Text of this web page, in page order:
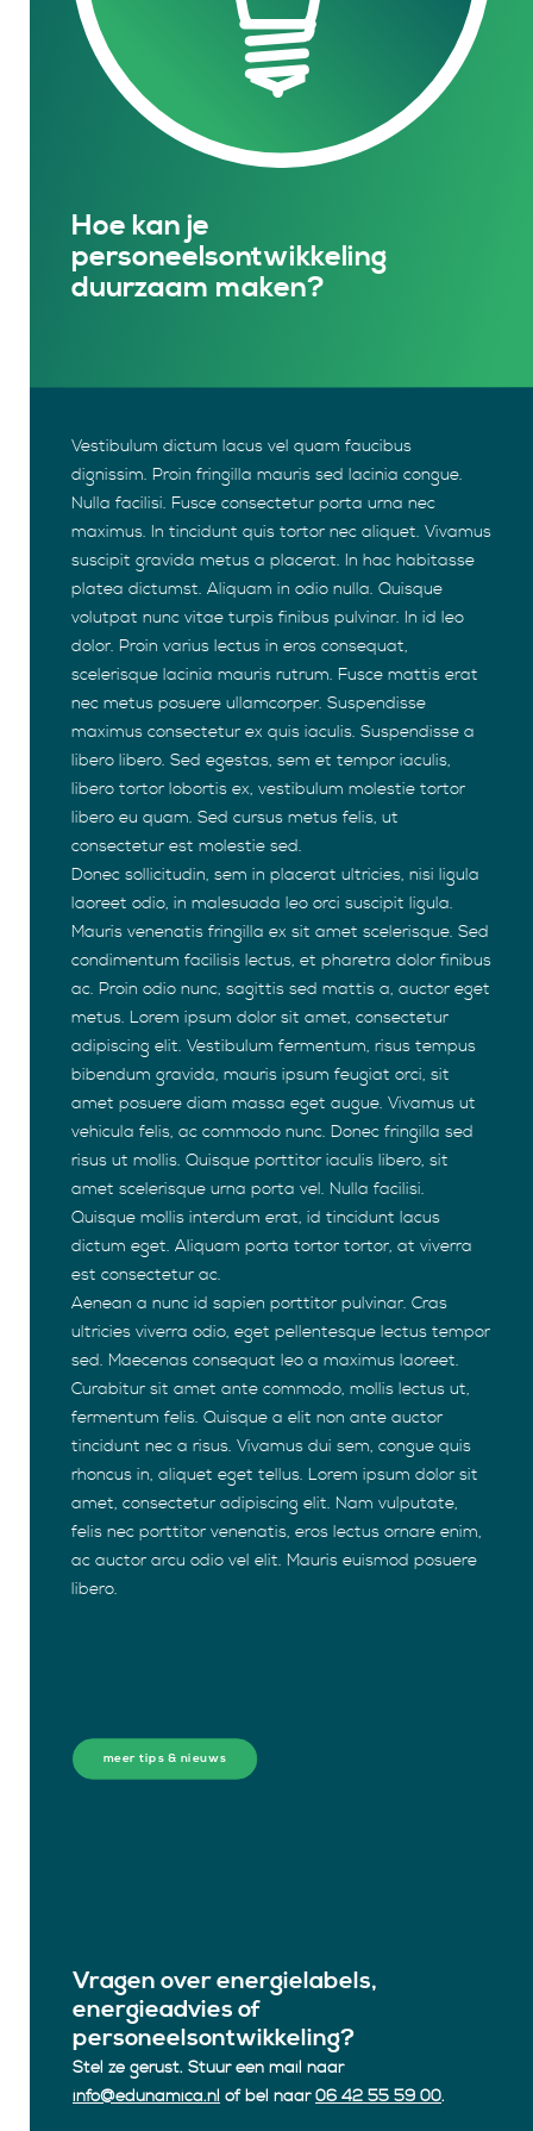
Hoe kan je
personeelsontwikkeling
duurzaam maken?
Vestibulum dictum lacus vel quam faucibus
dignissim. Proin fringilla mauris sed lacinia congue.
Nulla facilisi. Fusce consectetur porta urna nec
maximus. In tincidunt quis tortor nec aliquet. Vivamus
suscipit gravida metus a placerat. In hac habitasse
platea dictumst. Aliquam in odio nulla. Quisque
volutpat nunc vitae turpis finibus pulvinar. In id leo
dolor. Proin varius lectus in eros consequat,
scelerisque lacinia mauris rutrum. Fusce mattis erat
nec metus posuere ullamcorper. Suspendisse
maximus consectetur ex quis iaculis. Suspendisse a
libero libero. Sed egestas, sem et tempor iaculis,
libero tortor lobortis ex, vestibulum molestie tortor
libero eu quam. Sed cursus metus felis, ut
consectetur est molestie sed.
Donec sollicitudin, sem in placerat ultricies, nisi ligula
laoreet odio, in malesuada leo orci suscipit ligula.
Mauris venenatis fringilla ex sit amet scelerisque. Sed
condimentum facilisis lectus, et pharetra dolor finibus
ac. Proin odio nunc, sagittis sed mattis a, auctor eget
metus. Lorem ipsum dolor sit amet, consectetur
adipiscing elit. Vestibulum fermentum, risus tempus
bibendum gravida, mauris ipsum feugiat orci, sit
amet posuere diam massa eget augue. Vivamus ut
vehicula felis, ac commodo nunc. Donec fringilla sed
risus ut mollis. Quisque porttitor iaculis libero, sit
amet scelerisque urna porta vel. Nulla facilisi.
Quisque mollis interdum erat, id tincidunt lacus
dictum eget. Aliquam porta tortor tortor, at viverra
est consectetur ac.
Aenean a nunc id sapien porttitor pulvinar. Cras
ultricies viverra odio, eget pellentesque lectus tempor
sed. Maecenas consequat leo a maximus laoreet.
Curabitur sit amet ante commodo, mollis lectus ut,
fermentum felis. Quisque a elit non ante auctor
tincidunt nec a risus. Vivamus dui sem, congue quis
rhoncus in, aliquet eget tellus. Lorem ipsum dolor sit
amet, consectetur adipiscing elit. Nam vulputate,
felis nec porttitor venenatis, eros lectus ornare enim,
ac auctor arcu odio vel elit. Mauris euismod posuere
libero.
meer tips & nieuws
Vragen over energielabels,
energieadvies of
personeelsontwikkeling?
Stel ze gerust. Stuur een mail naar
info@edunamica.nl of bel naar06 42 55 59 00.